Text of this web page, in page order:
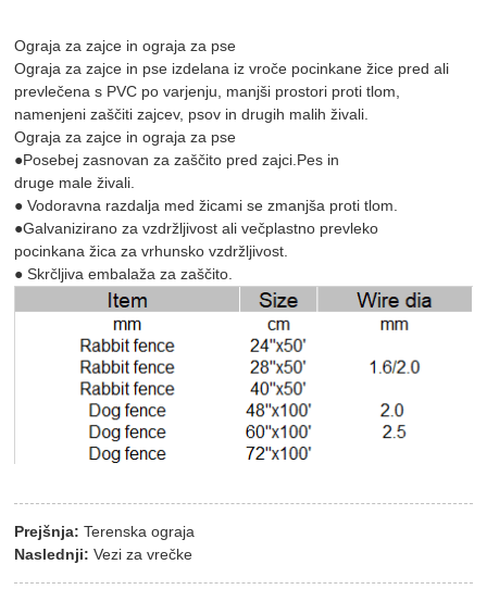
Ograja za zajce in ograja za pse
Ograja za zajce in pse izdelana iz vroče pocinkane žice pred ali
prevlečena s PVC po varjenju, manjši prostori proti tlom,
namenjeni zaščiti zajcev, psov in drugih malih živali.
Ograja za zajce in ograja za pse
●Posebej zasnovan za zaščito pred zajci.Pes in
druge male živali.
● Vodoravna razdalja med žicami se zmanjša proti tlom.
●Galvanizirano za vzdržljivost ali večplastno prevleko
pocinkana žica za vrhunsko vzdržljivost.
● Skrčljiva embalaža za zaščito.
Prejšnja: Terenska ograja
Naslednji: Vezi za vrečke